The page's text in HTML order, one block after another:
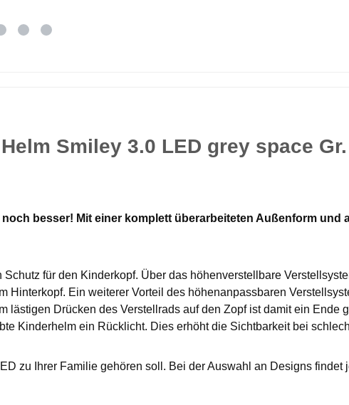
Smiley 3.0 LED grey space
besser! Mit einer komplett überarbeiteten Außenform und
für den Kinderkopf. Über das höhenverstellbare
Hinterkopf. Ein weiterer Vorteil des höhenanpassbaren
lästigen Drücken des Verstellrads auf den Zopf ist damit ein Ende
Kinderhelm ein Rücklicht. Dies erhöht die Sichtbarkeit bei
zu Ihrer Familie gehören soll. Bei der Auswahl an Designs